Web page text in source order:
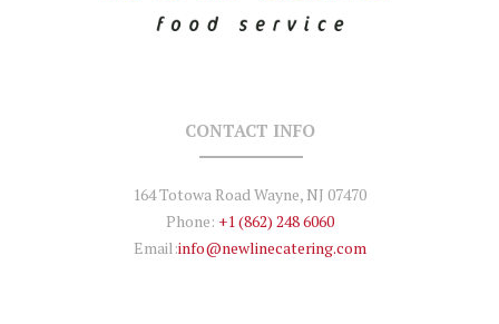
CONTACT INFO
164 Totowa Road Wayne, NJ 07470
Phone: +1 (862) 248 6060
Email:info@newlinecatering.com